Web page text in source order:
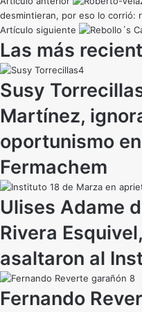
desmintieran, por eso lo corrió:
Artículo siguiente
Las más
Susy
Martínez,
oportunismo
Fermachem
Ulises Adame
Rivera
asaltaron al
Fernando